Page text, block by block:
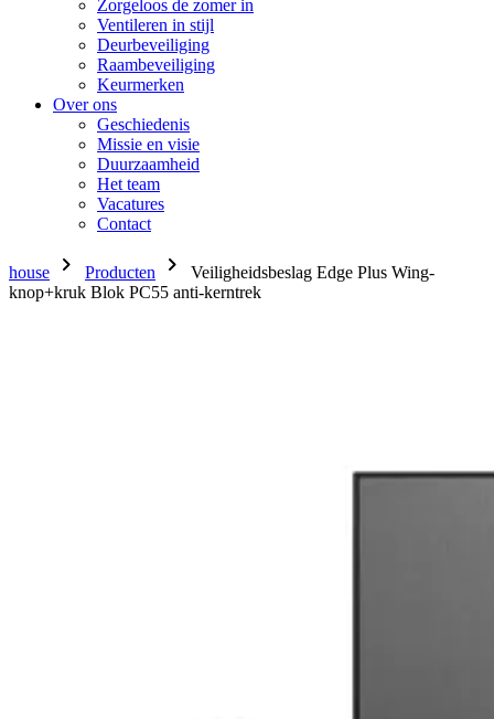
Zorgeloos de zomer in
Ventileren in stijl
Deurbeveiliging
Raambeveiliging
Keurmerken
Over ons
Geschiedenis
Missie en visie
Duurzaamheid
Het team
Vacatures
Contact
house chevron_right Producten chevron_right
Veiligheidsbeslag Edge Plus Wing-
knop+kruk Blok PC55 anti-kerntrek